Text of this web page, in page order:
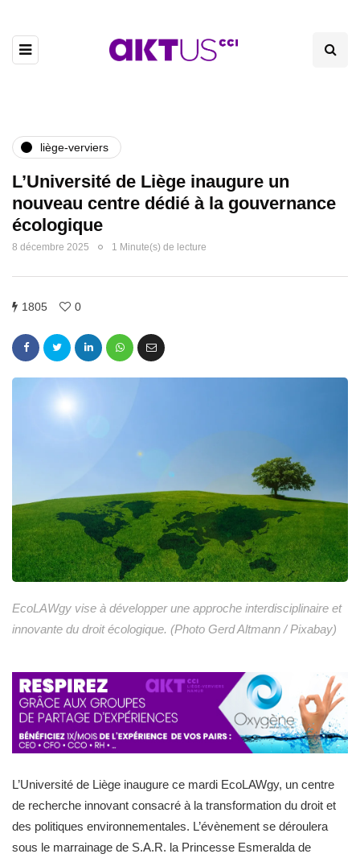
liège-verviers
L’Université de Liège inaugure un
nouveau centre dédié à la gouvernance
écologique
8 décembre 2025 1 Minute(s) de lecture
1805 0
EcoLAWgy vise à développer une approche interdisciplinaire et
innovante du droit écologique. (Photo Gerd Altmann / Pixabay)
L’Université de Liège inaugure ce mardi EcoLAWgy, un centre
de recherche innovant consacré à la transformation du droit et
des politiques environnementales. L’évènement se déroulera
sous le marrainage de S.A.R. la Princesse Esmeralda de